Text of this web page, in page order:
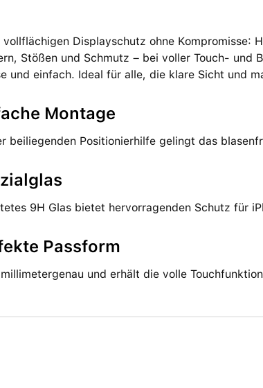
vollflächigen Displayschutz ohne Kompromisse:
Stößen und Schmutz – bei voller Touch- und
und einfach. Ideal für alle, die klare Sicht und
Montage
beiliegenden Positionierhilfe gelingt das
9H Glas bietet hervorragenden Schutz für
Passform
und erhält die volle